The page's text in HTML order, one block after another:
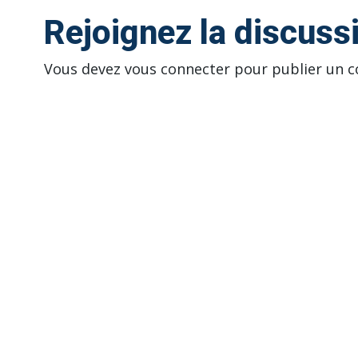
Rejoignez la
Vous devez vous connecter pour publier un